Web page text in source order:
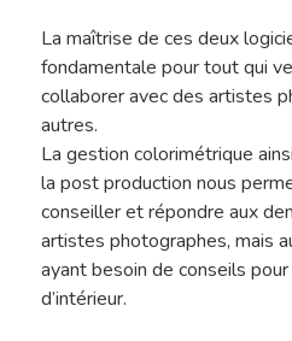
La maîtrise de ces deux
fondamentale pour tout qui
collaborer avec des artistes
autres.
La gestion colorimétrique
la post production nous
conseiller et répondre aux
artistes photographes, mais
ayant besoin de conseils
d’intérieur.